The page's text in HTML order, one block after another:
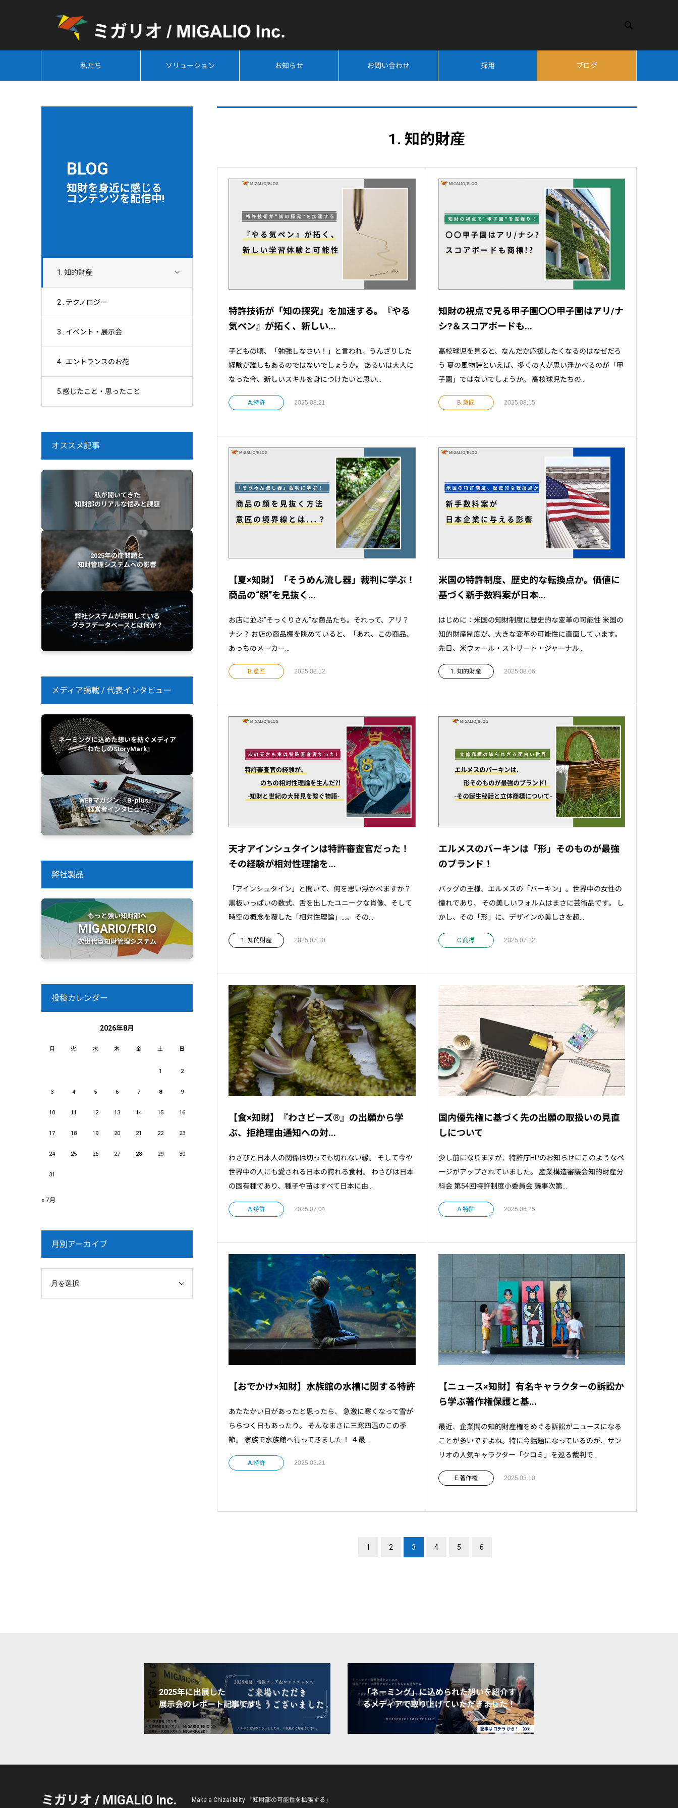

私たち ソリューション お知らせ お問い合わせ 採用 ブログ
BLOG
知財を身近に感じる
コンテンツを配信中!
1. 知的財産
2 . テクノロジー
3 . イベント・展示会
4 . エントランスのお花
5.感じたこと・思ったこと
1. 知的財産
特許技術が「知の探究」を加速する。『やる
気ペン』が拓く、新しい...
子どもの頃、「勉強しなさい！」と言われ、うんざりした
経験が誰しもあるのではないでしょうか。 あるいは大人に
なった今、新しいスキルを身につけたいと思い...
A.特許 2025.08.21
知財の視点で見る甲子園〇〇甲子園はアリ/ナ
シ?＆スコアボードも...
高校球児を見ると、なんだか応援したくなるのはなぜだろ
う 夏の風物詩といえば、多くの人が思い浮かべるのが「甲
子園」ではないでしょうか。 高校球児たちの...
B.意匠 2025.08.15
【夏×知財】「そうめん流し器」裁判に学ぶ！
商品の“顔”を見抜く...
お店に並ぶ”そっくりさん”な商品たち。それって、アリ？
ナシ？ お店の商品棚を眺めていると、「あれ、この商品、
あっちのメーカー...
B.意匠 2025.08.12
米国の特許制度、歴史的な転換点か。価値に
基づく新手数料案が日本...
はじめに：米国の知財制度に歴史的な変革の可能性 米国の
知的財産制度が、大きな変革の可能性に直面しています。
先日、米ウォール・ストリート・ジャーナル...
1. 知的財産 2025.08.06
天才アインシュタインは特許審査官だった！
その経験が相対性理論を...
「アインシュタイン」と聞いて、何を思い浮かべますか？
黒板いっぱいの数式、舌を出したユニークな肖像、そして
時空の概念を覆した「相対性理論」…。 その...
1. 知的財産 2025.07.30
エルメスのバーキンは「形」そのものが最強
のブランド！
バッグの王様、エルメスの「バーキン」。世界中の女性の
憧れであり、 その美しいフォルムはまさに芸術品です。 し
かし、その「形」に、デザインの美しさを超...
C.商標 2025.07.22
【食×知財】『わさビーズ®』の出願から学
ぶ、拒絶理由通知への対...
わさびと日本人の関係は切っても切れない縁。 そして今や
世界中の人にも愛される日本の誇れる食材。 わさびは日本
の固有種であり、種子や苗はすべて日本に由...
A.特許 2025.07.04
国内優先権に基づく先の出願の取扱いの見直
しについて
少し前になりますが、特許庁HPのお知らせにこのようなペ
ージがアップされていました。 産業構造審議会知的財産分
科会 第54回特許制度小委員会 議事次第...
A.特許 2025.06.25
【おでかけ×知財】水族館の水槽に関する特許
あたたかい日があったと思ったら、 急激に寒くなって雪が
ちらつく日もあったり。 そんなまさに三寒四温のこの季
節。 家族で水族館へ行ってきました！ ４最...
A.特許 2025.03.21
【ニュース×知財】有名キャラクターの訴訟か
ら学ぶ著作権保護と基...
最近、企業間の知的財産権をめぐる訴訟がニュースになる
ことが多いですよね。特に今話題になっているのが、サン
リオの人気キャラクター「クロミ」を巡る裁判で...
E.著作権 2025.03.10
1 2 3 4 5 6
オススメ記事
私が聞いてきた
知財部のリアルな悩みと課題
2025年の崖問題と
知財管理システムへの影響
弊社システムが採用している
グラフデータベースとは何か？
メディア掲載 / 代表インタビュー
ネーミングに込めた想いを紡ぐメディア
『わたしのStoryMark』
WEBマガジン 『B-plus』
経営者インタビュー
弊社製品
もっと強い知財部へ
MIGARIO/FRIO
次世代型知財管理システム
投稿カレンダー
2026年8月
月 火 水 木 金 土 日
1 2
3 4 5 6 7 8 9
10 11 12 13 14 15 16
17 18 19 20 21 22 23
24 25 26 27 28 29 30
31
« 7月
月別アーカイブ
2025年に出展した
展示会のレポート記事です!
「ネーミング」に込められた想いを紹介す
るメディアで取り上げていただきました！
ミガリオ / MIGALIO Inc. Make a Chizai-bility 「知財部の可能性を拡張する」